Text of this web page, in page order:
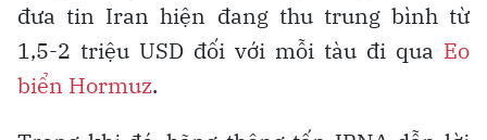
đưa tin Iran hiện đang thu trung bình từ
1,5-2 triệu USD đối với mỗi tàu đi qua Eo
biển Hormuz.